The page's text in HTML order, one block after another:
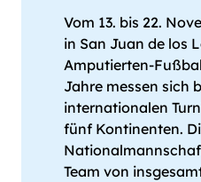
Vom 13. bis 22.
in San Juan de los
Amputierten-
Jahre messen sich
internationalen
fünf Kontinenten.
Team von